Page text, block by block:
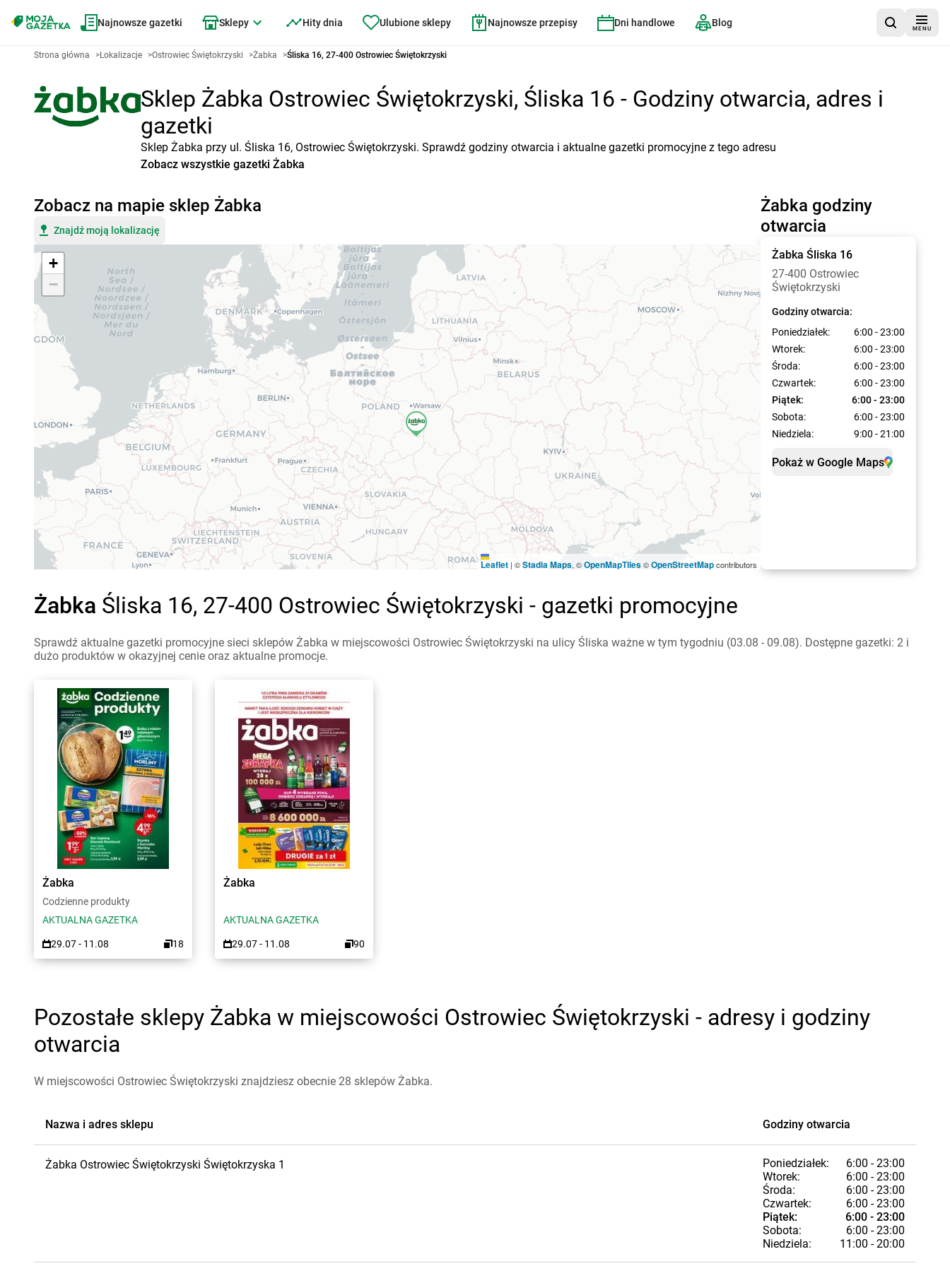
Najnowsze gazetki Sklepy Hity dnia Ulubione sklepy Najnowsze przepisy Dni handlowe Blog
MENU
Strona główna >Lokalizacje >Ostrowiec Świętokrzyski >Żabka >Śliska 16, 27-400 Ostrowiec Świętokrzyski
Sklep Żabka Ostrowiec Świętokrzyski, Śliska 16 - Godziny otwarcia, adres i
gazetki
Sklep Żabka przy ul. Śliska 16, Ostrowiec Świętokrzyski. Sprawdź godziny otwarcia i aktualne gazetki promocyjne z tego adresu
Zobacz wszystkie gazetki Żabka
Żabka godziny
otwarcia
Żabka Śliska 16
27-400 Ostrowiec
Świętokrzyski
Godziny otwarcia:
Poniedziałek:
6:00 - 23:00
Wtorek:
6:00 - 23:00
Środa:
6:00 - 23:00
Czwartek:
6:00 - 23:00
Piątek:
6:00 - 23:00
Sobota:
6:00 - 23:00
Niedziela:
9:00 - 21:00
Pokaż w Google Maps
Zobacz na mapie sklep Żabka
Znajdź moją lokalizację
+
−
Leaflet | ©Stadia Maps, ©OpenMapTiles©OpenStreetMapcontributors
Żabka Śliska 16, 27-400 Ostrowiec Świętokrzyski - gazetki promocyjne
Sprawdź aktualne gazetki promocyjne sieci sklepów Żabka w miejscowości Ostrowiec Świętokrzyski na ulicy Śliska ważne w tym tygodniu (03.08 - 09.08). Dostępne gazetki: 2 i
dużo produktów w okazyjnej cenie oraz aktualne promocje.
Żabka
Codzienne produkty
AKTUALNA GAZETKA
29.07 - 11.08 18
Żabka
AKTUALNA GAZETKA
29.07 - 11.08 90
Pozostałe sklepy Żabka w miejscowości Ostrowiec Świętokrzyski - adresy i godziny
otwarcia
W miejscowości Ostrowiec Świętokrzyski znajdziesz obecnie 28 sklepów Żabka.
Nazwa i adres sklepu Godziny otwarcia
Żabka Ostrowiec Świętokrzyski Świętokrzyska 1 Poniedziałek:
6:00 - 23:00
Wtorek:
6:00 - 23:00
Środa:
6:00 - 23:00
Czwartek:
6:00 - 23:00
Piątek:
6:00 - 23:00
Sobota:
6:00 - 23:00
Niedziela:
11:00 - 20:00